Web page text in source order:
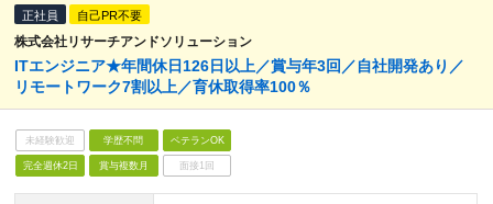
正社員 自己PR不要
株式会社リサーチアンドソリューション
ITエンジニア★年間休日126日以上／賞与年3回／自社開発あり／
リモートワーク7割以上／育休取得率100％
未経験歓迎 学歴不問 ベテランOK
完全週休2日 賞与複数月 面接1回